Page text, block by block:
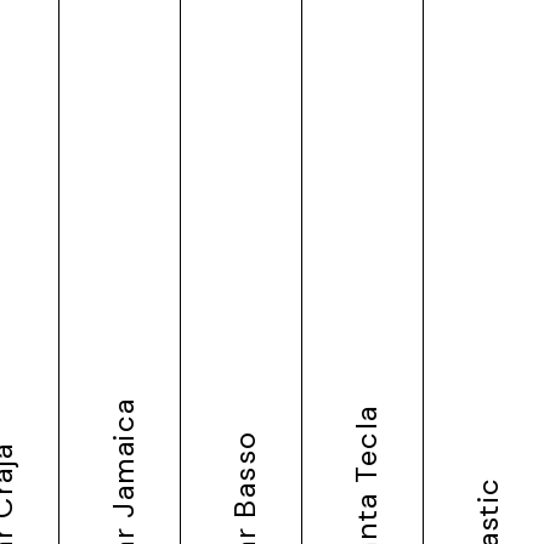
Bar Jamaica Bar Basso Santa Tecla